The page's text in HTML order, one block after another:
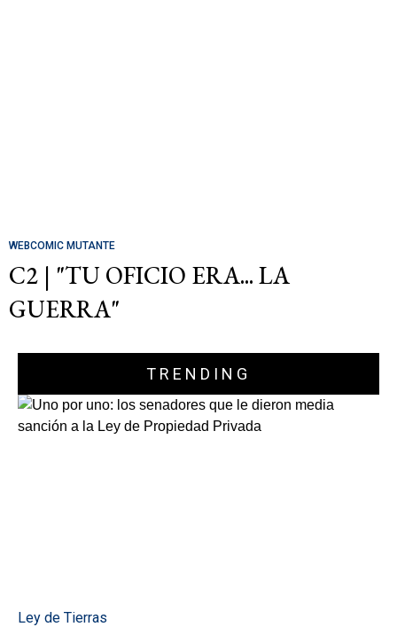
WEBCOMIC MUTANTE
C2 | "TU OFICIO ERA... LA
GUERRA"
TRENDING
Ley de Tierras